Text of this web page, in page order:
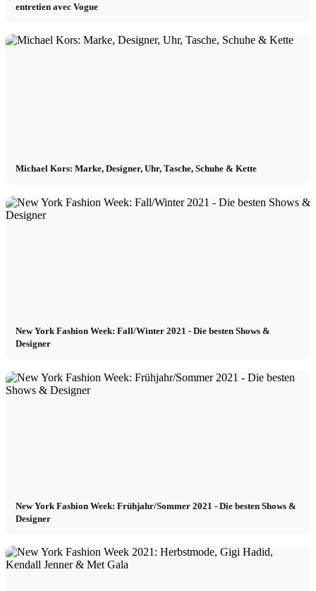
entretien avec Vogue
Michael Kors: Marke, Designer, Uhr, Tasche, Schuhe & Kette
New York Fashion Week: Fall/Winter 2021 - Die besten Shows &
Designer
New York Fashion Week: Frühjahr/Sommer 2021 - Die besten Shows &
Designer